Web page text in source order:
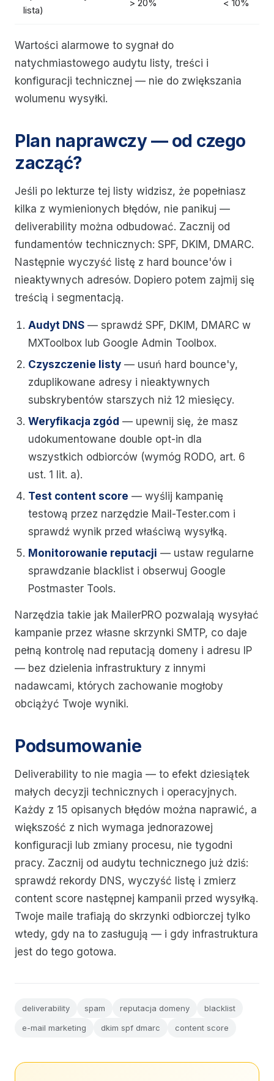
lista)
> 20% < 10%
Wartości alarmowe to sygnał do
natychmiastowego audytu listy, treści i
konfiguracji technicznej — nie do zwiększania
wolumenu wysyłki.
Plan naprawczy — od czego
zacząć?
Jeśli po lekturze tej listy widzisz, że popełniasz
kilka z wymienionych błędów, nie panikuj —
deliverability można odbudować. Zacznij od
fundamentów technicznych: SPF, DKIM, DMARC.
Następnie wyczyść listę z hard bounce'ów i
nieaktywnych adresów. Dopiero potem zajmij się
treścią i segmentacją.
Audyt DNS — sprawdź SPF, DKIM, DMARC w
MXToolbox lub Google Admin Toolbox.
Czyszczenie listy — usuń hard bounce'y,
zduplikowane adresy i nieaktywnych
subskrybentów starszych niż 12 miesięcy.
Weryfikacja zgód — upewnij się, że masz
udokumentowane double opt-in dla
wszystkich odbiorców (wymóg RODO, art. 6
ust. 1 lit. a).
Test content score — wyślij kampanię
testową przez narzędzie Mail-Tester.com i
sprawdź wynik przed właściwą wysyłką.
Monitorowanie reputacji — ustaw regularne
sprawdzanie blacklist i obserwuj Google
Postmaster Tools.
Narzędzia takie jak MailerPRO pozwalają wysyłać
kampanie przez własne skrzynki SMTP, co daje
pełną kontrolę nad reputacją domeny i adresu IP
— bez dzielenia infrastruktury z innymi
nadawcami, których zachowanie mogłoby
obciążyć Twoje wyniki.
Podsumowanie
Deliverability to nie magia — to efekt dziesiątek
małych decyzji technicznych i operacyjnych.
Każdy z 15 opisanych błędów można naprawić, a
większość z nich wymaga jednorazowej
konfiguracji lub zmiany procesu, nie tygodni
pracy. Zacznij od audytu technicznego już dziś:
sprawdź rekordy DNS, wyczyść listę i zmierz
content score następnej kampanii przed wysyłką.
Twoje maile trafiają do skrzynki odbiorczej tylko
wtedy, gdy na to zasługują — i gdy infrastruktura
jest do tego gotowa.
deliverability spam reputacja domeny
blacklist
e-mail marketing
dkim spf dmarc content score